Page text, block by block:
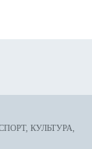
, КУЛЬТУРА,